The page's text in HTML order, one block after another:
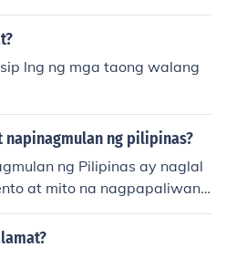
ang mga unang tao ay nag
na lahi na naglakbay mula s
Strait,&quot; na nagsasaad
sa tulay na lupa mula sa A
mga alamat tulad ng &qu
Pilipinas&quot; ay naglala
mga diyos at diyosa, na nag
paniniwala at kultura ng mg
kasaysayan at pagkakakila
lng ng mga taong walang
napinagmulan ng pilipinas?
ng Pilipinas ay naglal
at mito na nagpapaliwana
at mga tao. Ilan sa mga kilal
ng &quot;Bathala&quot; at